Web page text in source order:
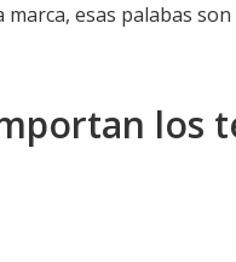
marca, esas palabas
los